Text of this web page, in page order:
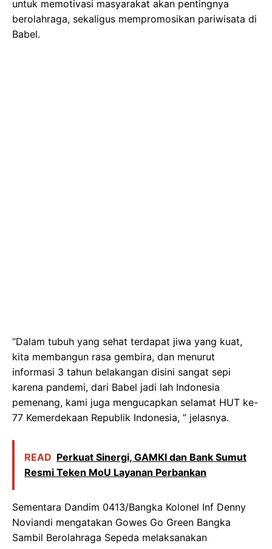
untuk memotivasi masyarakat akan pentingnya
berolahraga, sekaligus mempromosikan pariwisata di
Babel.
“Dalam tubuh yang sehat terdapat jiwa yang kuat,
kita membangun rasa gembira, dan menurut
informasi 3 tahun belakangan disini sangat sepi
karena pandemi, dari Babel jadi lah Indonesia
pemenang, kami juga mengucapkan selamat HUT ke-
77 Kemerdekaan Republik Indonesia, ” jelasnya.
READ Perkuat Sinergi, GAMKI dan Bank Sumut
Resmi Teken MoU Layanan Perbankan
Sementara Dandim 0413/Bangka Kolonel Inf Denny
Noviandi mengatakan Gowes Go Green Bangka
Sambil Berolahraga Sepeda melaksanakan